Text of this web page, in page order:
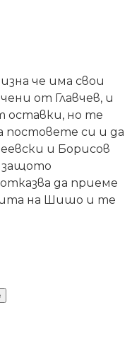
че има свои
от Главчев, и
оставки, но те
постовете си и да
и Борисов
защото
да приеме
на Шишо и те